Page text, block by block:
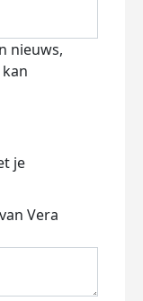
nieuws,
je
Vera